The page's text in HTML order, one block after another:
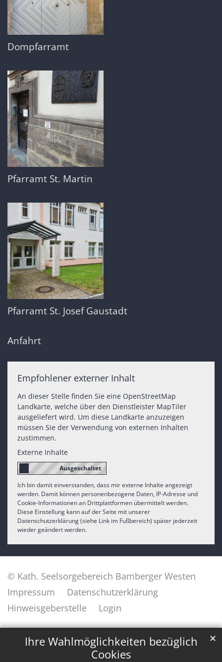
Ihre Wahlmöglichkeiten bezüglich
Cookies
✕
Dompfarramt
Pfarramt St. Martin
Pfarramt St. Josef Gaustadt
Anfahrt
Empfohlener externer Inhalt
An dieser Stelle finden Sie eine OpenStreetMap
Landkarte, welche über den Dienstleister MapTiler
ausgeliefert wird. Um diese Landkarte anzuzeigen
müssen Sie der Verwendung von externen Inhalten
zustimmen.
Externe Inhalte
Ich bin damit einverstanden, dass mir externe Inhalte angezeigt
werden. Damit können personenbezogene Daten, IP-Adresse und
Cookie-Informationen an Drittplattformen übermittelt werden.
Diese Einstellung kann auf der Seite mit unserer
Datenschutzerklärung (siehe Link im Fußbereich) später jederzeit
wieder geändert werden.
© Kath. Seelsorgebereich Bamberger Westen
Impressum
Datenschutzerklärung
Hinweisgeberstelle
Login